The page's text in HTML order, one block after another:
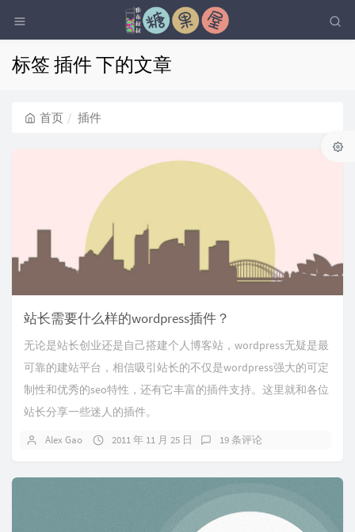
标签 插件 下的文章
首页 插件
站长需要什么样的wordpress插件？
无论是站长创业还是自己搭建个人博客站，wordpress无疑是最
可靠的建站平台，相信吸引站长的不仅是wordpress强大的可定
制性和优秀的seo特性，还有它丰富的插件支持。这里就和各位
站长分享一些迷人的插件。
Alex Gao 2011 年 11 月 25 日 19 条评论